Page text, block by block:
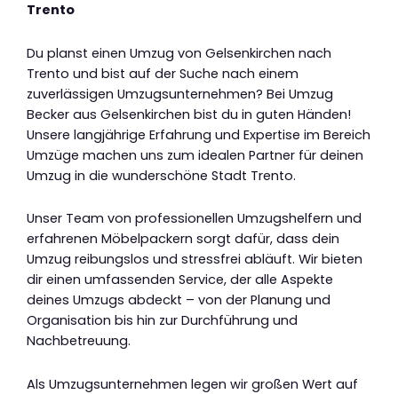
Trento
Du planst einen Umzug von Gelsenkirchen nach
Trento und bist auf der Suche nach einem
zuverlässigen Umzugsunternehmen? Bei Umzug
Becker aus Gelsenkirchen bist du in guten Händen!
Unsere langjährige Erfahrung und Expertise im Bereich
Umzüge machen uns zum idealen Partner für deinen
Umzug in die wunderschöne Stadt Trento.
Unser Team von professionellen Umzugshelfern und
erfahrenen Möbelpackern sorgt dafür, dass dein
Umzug reibungslos und stressfrei abläuft. Wir bieten
dir einen umfassenden Service, der alle Aspekte
deines Umzugs abdeckt – von der Planung und
Organisation bis hin zur Durchführung und
Nachbetreuung.
Als Umzugsunternehmen legen wir großen Wert auf